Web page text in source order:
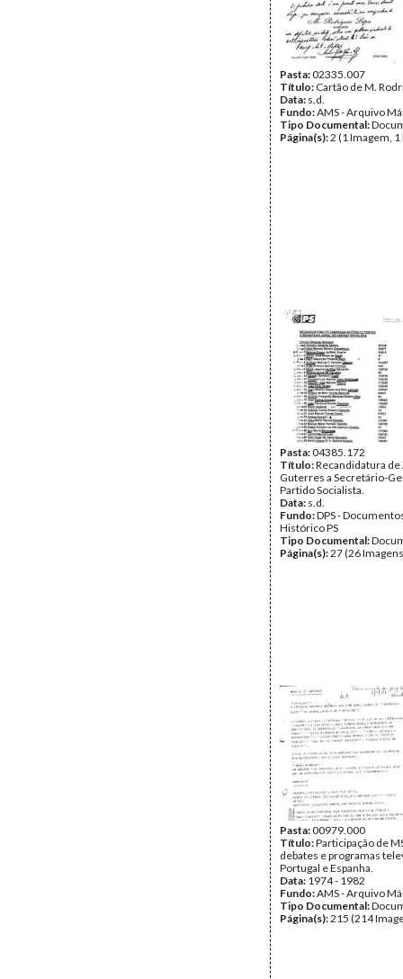
Pasta:02335.007
Título: Cartão de M.
Data: s.d.
Fundo:AMS - Arquivo
Tipo Documental:
Página(s):2 (1 Imagem, 1
Pasta:04385.172
Título:Recandidatura
Guterres a Secretário-
Partido Socialista.
Data: s.d.
Fundo:DPS -
Histórico PS
Tipo Documental:
Página(s):27 (26
Pasta:00979.000
Título:Participação de
debates e programas
Portugal e Espanha.
Data: 1974 - 1982
Fundo:AMS - Arquivo
Tipo Documental:
Página(s):215 (214